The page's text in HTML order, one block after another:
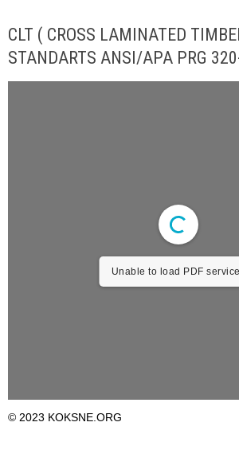
CLT ( CROSS LAMINATED
STANDARTS ANSI/APA PRG
Unable to load PDF
© 2023 KOKSNE.ORG